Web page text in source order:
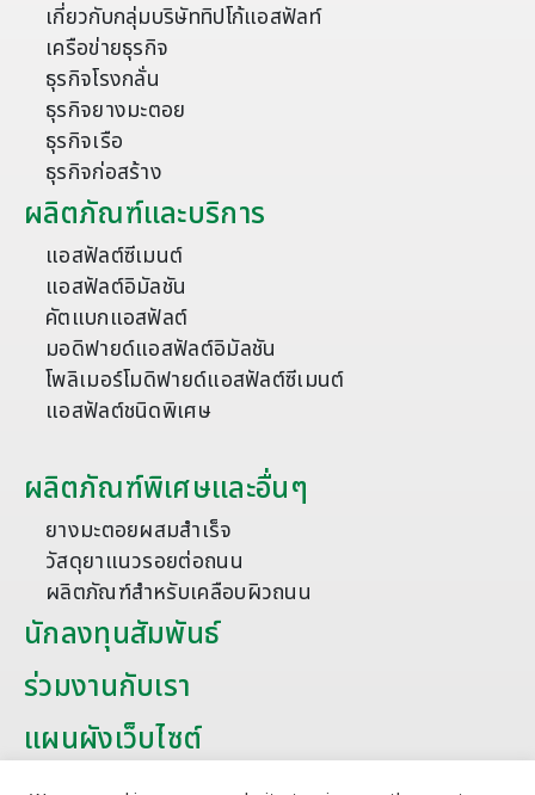
เกี่ยวกับกลุ่มบริษัททิปโก้แอสฟัลท์
เครือข่ายธุรกิจ
ธุรกิจโรงกลั่น
ธุรกิจยางมะตอย
ธุรกิจเรือ
ธุรกิจก่อสร้าง
ผลิตภัณฑ์และบริการ
แอสฟัลต์ซีเมนต์
แอสฟัลต์อิมัลชัน
คัตแบกแอสฟัลต์
มอดิฟายด์แอสฟัลต์อิมัลชัน
โพลิเมอร์โมดิฟายด์แอสฟัลต์ซีเมนต์
แอสฟัลต์ชนิดพิเศษ
ผลิตภัณฑ์พิเศษและอื่นๆ
ยางมะตอยผสมสำเร็จ
วัสดุยาแนวรอยต่อถนน
ผลิตภัณฑ์สำหรับเคลือบผิวถนน
นักลงทุนสัมพันธ์
ร่วมงานกับเรา
แผนผังเว็บไซต์